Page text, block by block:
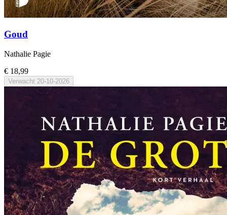
Goud
Nathalie Pagie
€ 18,99
Verwacht 20-10-2026